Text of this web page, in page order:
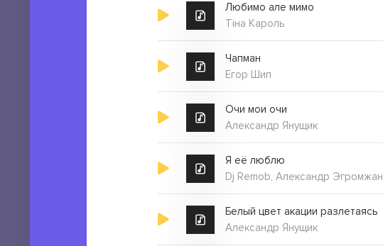
Любимо але мимо
Тіна Кароль
Чапман
Егор Шип
Очи мои очи
Александр Янущик
Я её люблю
Dj Remob, Александр Эгромжан
Белый цвет акации разлетаясь
Александр Янущик